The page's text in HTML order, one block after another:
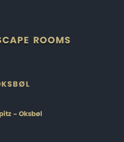
ROOMS